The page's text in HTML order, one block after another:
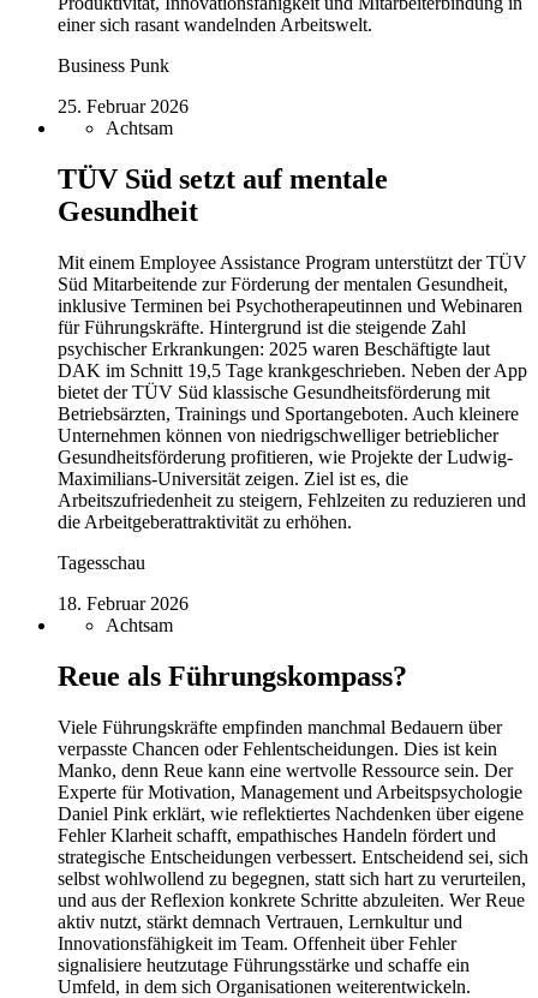
einer sich rasant wandelnden Arbeitswelt.
Business Punk
25. Februar 2026
Achtsam
TÜV Süd setzt auf mentale
Gesundheit
Mit einem Employee Assistance Program unterstützt der TÜV
Süd Mitarbeitende zur Förderung der mentalen Gesundheit,
inklusive Terminen bei Psychotherapeutinnen und Webinaren
für Führungskräfte. Hintergrund ist die steigende Zahl
psychischer Erkrankungen: 2025 waren Beschäftigte laut
DAK im Schnitt 19,5 Tage krankgeschrieben. Neben der App
bietet der TÜV Süd klassische Gesundheitsförderung mit
Betriebsärzten, Trainings und Sportangeboten. Auch kleinere
Unternehmen können von niedrigschwelliger betrieblicher
Gesundheitsförderung profitieren, wie Projekte der Ludwig-
Maximilians-Universität zeigen. Ziel ist es, die
Arbeitszufriedenheit zu steigern, Fehlzeiten zu reduzieren und
die Arbeitgeberattraktivität zu erhöhen.
Tagesschau
18. Februar 2026
Achtsam
Reue als Führungskompass?
Viele Führungskräfte empfinden manchmal Bedauern über
verpasste Chancen oder Fehlentscheidungen. Dies ist kein
Manko, denn Reue kann eine wertvolle Ressource sein. Der
Experte für Motivation, Management und Arbeitspsychologie
Daniel Pink erklärt, wie reflektiertes Nachdenken über eigene
Fehler Klarheit schafft, empathisches Handeln fördert und
strategische Entscheidungen verbessert. Entscheidend sei, sich
selbst wohlwollend zu begegnen, statt sich hart zu verurteilen,
und aus der Reflexion konkrete Schritte abzuleiten. Wer Reue
aktiv nutzt, stärkt demnach Vertrauen, Lernkultur und
Innovationsfähigkeit im Team. Offenheit über Fehler
signalisiere heutzutage Führungsstärke und schaffe ein
Umfeld, in dem sich Organisationen weiterentwickeln.